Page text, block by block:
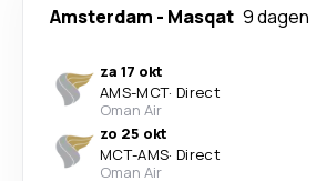
Amsterdam - Masqat 9 dagen
za 17 okt
AMS-MCT· Direct
Oman Air
zo 25 okt
MCT-AMS· Direct
Oman Air